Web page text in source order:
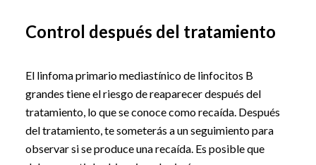
Control después del tratamiento
El linfoma primario mediastínico de linfocitos B
grandes tiene el riesgo de reaparecer después del
tratamiento, lo que se conoce como recaída. Después
del tratamiento, te someterás a un seguimiento para
observar si se produce una recaída. Es posible que